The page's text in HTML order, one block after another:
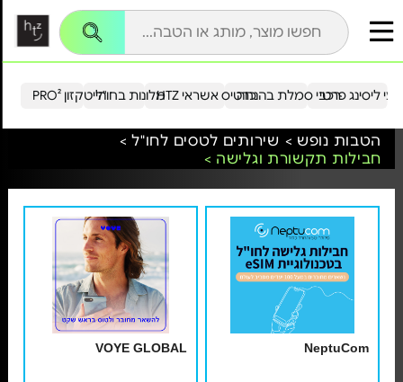
הייטקזון PRO²מלונות בחו"ל כרטיס אשראי HTZ ליסינג פרטירכבי סמלת בהנחה
הטבות נופש > שירותים לטסים לחו"ל >
חבילות תקשורת וגלישה >
NeptuCom
VOYE GLOBAL